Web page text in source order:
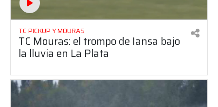
TC PICKUP Y MOURAS
TC Mouras: el trompo de Iansa bajo
la lluvia en La Plata